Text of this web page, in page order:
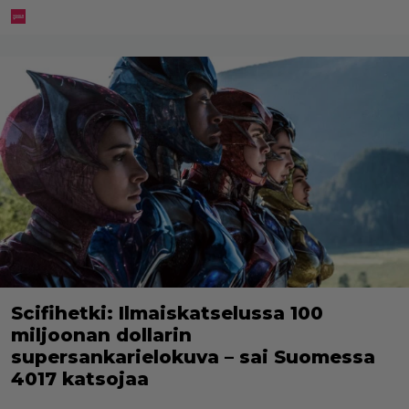
Scifihetki: Ilmaiskatselussa 100
miljoonan dollarin
supersankarielokuva – sai Suomessa
4017 katsojaa